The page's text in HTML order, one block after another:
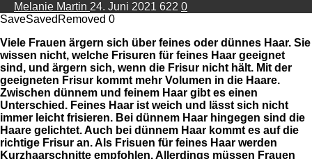
Melanie Martin 24. Juni 2021 622 0
SaveSaved Removed 0
Viele Frauen ärgern sich über feines oder dünnes Haar. Sie
wissen nicht, welche Frisuren für feines Haar geeignet
sind, und ärgern sich, wenn die Frisur nicht hält. Mit der
geeigneten Frisur kommt mehr Volumen in die Haare.
Zwischen dünnem und feinem Haar gibt es einen
Unterschied. Feines Haar ist weich und lässt sich nicht
immer leicht frisieren. Bei dünnem Haar hingegen sind die
Haare gelichtet. Auch bei dünnem Haar kommt es auf die
richtige Frisur an. Als Frisuen für feines Haar werden
Kurzhaarschnitte empfohlen. Allerdings müssen Frauen